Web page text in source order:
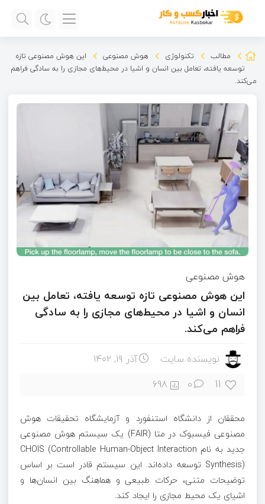
مطالب تکنولوژی هوش مصنوعی
این هوش مصنوعی تازه
توسعه یافته، تعامل بین انسان و اشیا در محیط‌های مجازی را به سادگی فراهم
می‌کند.
هوش مصنوعی
این هوش مصنوعی تازه توسعه یافته، تعامل بین
انسان و اشیا در محیط‌های مجازی را به سادگی
فراهم می‌کند.
نویسنده سایت آذر ۱۹, ۱۴۰۲
11
0
698
محققان از دانشگاه استنفورد و آزمایشگاه تحقیقات هوش
مصنوعی فیسبوک در متا (FAIR) یک سیستم هوش مصنوعی
جدید به نام CHOIS (Controllable Human-Object Interaction
Synthesis) توسعه داده‌اند. این سیستم قادر است بر اساس
توضیحات متنی، حرکات طبیعی و هماهنگ بین انسان‌ها و
اشیای یک محیط مجازی را ایجاد کند.